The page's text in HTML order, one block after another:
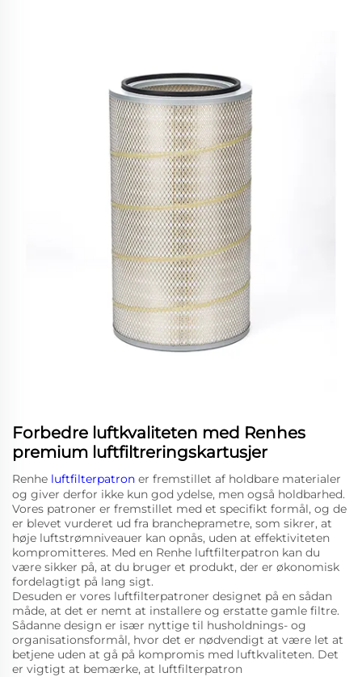
Forbedre luftkvaliteten med Renhes
premium luftfiltreringskartusjer
Renhe luftfilterpatron er fremstillet af holdbare materialer
og giver derfor ikke kun god ydelse, men også holdbarhed.
Vores patroner er fremstillet med et specifikt formål, og de
er blevet vurderet ud fra brancheprametre, som sikrer, at
høje luftstrømniveauer kan opnås, uden at effektiviteten
kompromitteres. Med en Renhe luftfilterpatron kan du
være sikker på, at du bruger et produkt, der er økonomisk
fordelagtigt på lang sigt.
Desuden er vores luftfilterpatroner designet på en sådan
måde, at det er nemt at installere og erstatte gamle filtre.
Sådanne design er især nyttige til husholdnings- og
organisationsformål, hvor det er nødvendigt at være let at
betjene uden at gå på kompromis med luftkvaliteten. Det
er vigtigt at bemærke, at luftfilterpatron